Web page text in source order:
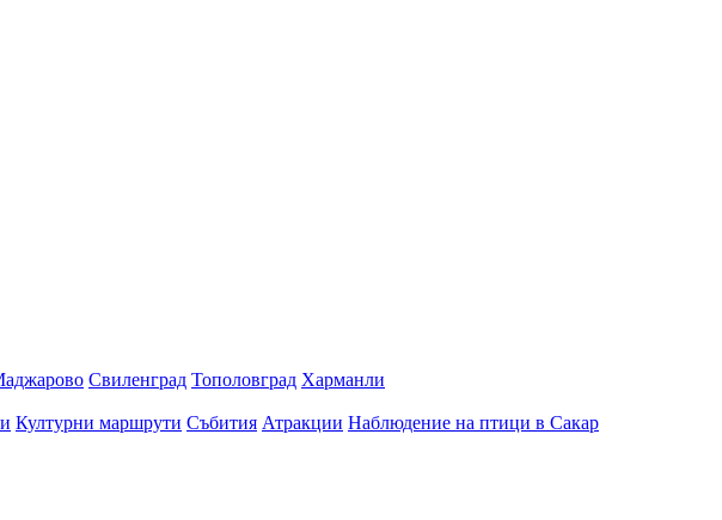
Свиленград Тополовград Харманли
Културни маршрути Събития Атракции Наблюдение на птици в Сакар